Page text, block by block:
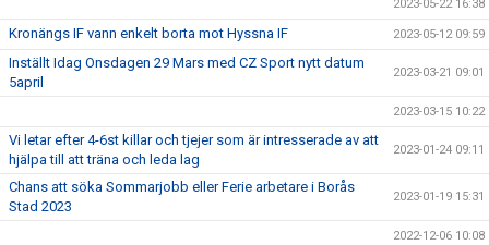
2023-05-22 16:38
Kronängs IF vann enkelt borta mot Hyssna IF 2023-05-12 09:59
Inställt Idag Onsdagen 29 Mars med CZ Sport nytt datum
5april
2023-03-21 09:01
2023-03-15 10:22
Vi letar efter 4-6st killar och tjejer som är intresserade av att
hjälpa till att träna och leda lag
2023-01-24 09:11
Chans att söka Sommarjobb eller Ferie arbetare i Borås
Stad 2023
2023-01-19 15:31
2022-12-06 10:08